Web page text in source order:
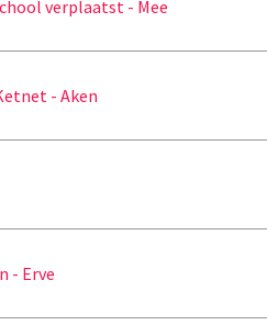
verplaatst - Mee
- Aken
- Erve